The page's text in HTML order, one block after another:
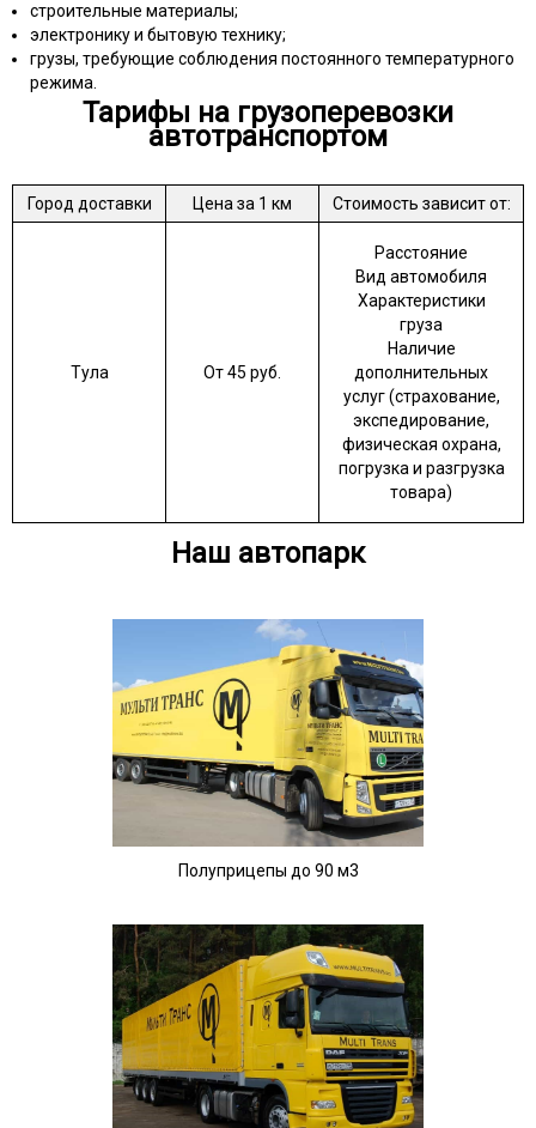
строительные материалы;
электронику и бытовую технику;
грузы, требующие соблюдения постоянного температурного
режима.
Тарифы на грузоперевозки
автотранспортом
Город доставки Цена за 1 км Стоимость зависит от:
Тула От 45 руб.
Расстояние
Вид автомобиля
Характеристики
груза
Наличие
дополнительных
услуг (страхование,
экспедирование,
физическая охрана,
погрузка и разгрузка
товара)
Наш автопарк
Полуприцепы до 90 м3